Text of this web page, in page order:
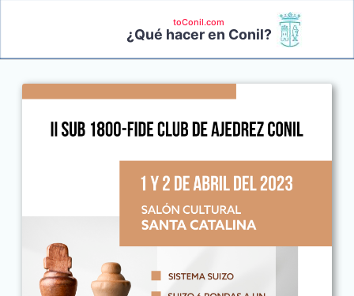
toConil.com
¿Qué hacer en Conil?